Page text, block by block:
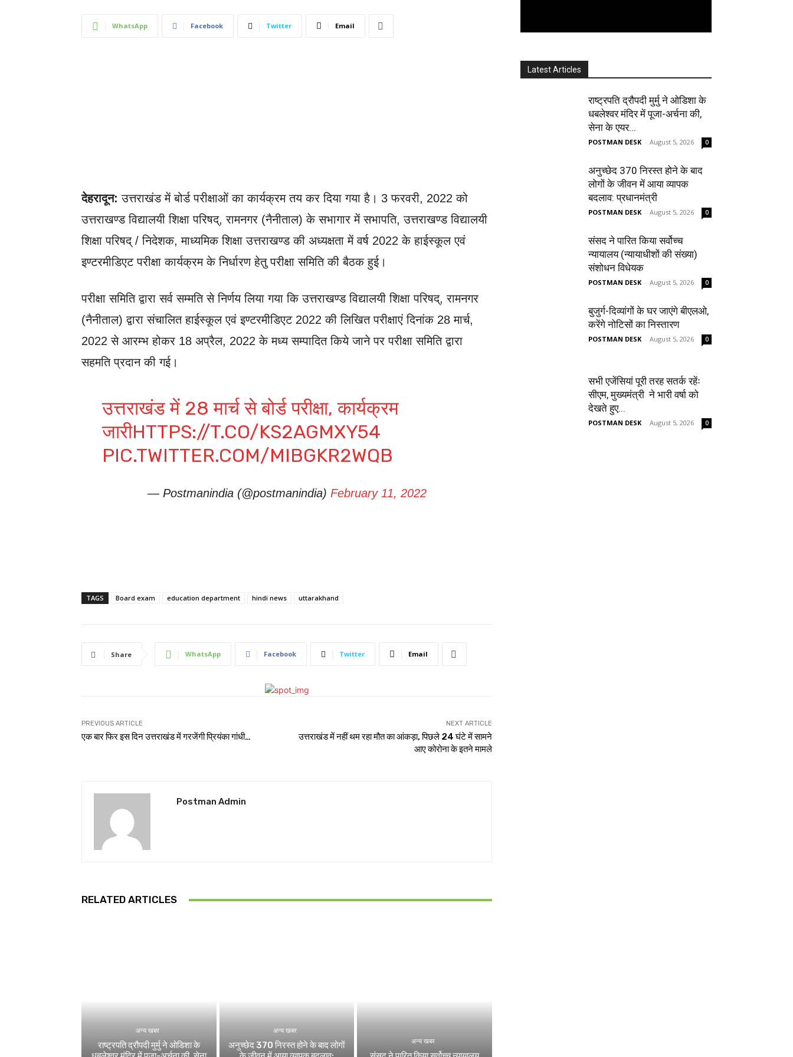
WhatsApp Facebook Twitter Email
देहरादून:उत्तराखंड में बोर्ड परीक्षाओं का कार्यक्रम तय कर दिया गया है। 3 फरवरी, 2022 को
उत्तराखण्ड विद्यालयी शिक्षा परिषद्, रामनगर (नैनीताल) के सभागार में सभापति, उत्तराखण्ड विद्यालयी
शिक्षा परिषद् / निदेशक, माध्यमिक शिक्षा उत्तराखण्ड की अध्यक्षता में वर्ष 2022 के हाईस्कूल एवं
इण्टरमीडिएट परीक्षा कार्यक्रम के निर्धारण हेतु परीक्षा समिति की बैठक हुई।
परीक्षा समिति द्वारा सर्व सम्मति से निर्णय लिया गया कि उत्तराखण्ड विद्यालयी शिक्षा परिषद्, रामनगर
(नैनीताल) द्वारा संचालित हाईस्कूल एवं इण्टरमीडिएट 2022 की लिखित परीक्षाएं दिनांक 28 मार्च,
2022 से आरम्भ होकर 18 अप्रैल, 2022 के मध्य सम्पादित किये जाने पर परीक्षा समिति द्वारा
सहमति प्रदान की गई।
उत्तराखंड में 28 मार्च से बोर्ड परीक्षा, कार्यक्रम
जारीHTTPS://T.CO/KS2AGMXY54
PIC.TWITTER.COM/MIBGKR2WQB
— Postmanindia (@postmanindia) February 11, 2022
TAGS Board exam education department hindi news uttarakhand
Share WhatsApp Facebook Twitter Email
PREVIOUS ARTICLE
एक बार फिर इस दिन उत्तराखंड में गरजेंगी प्रियंका गांधी…
NEXT ARTICLE
उत्तराखंड में नहीं थम रहा मौत का आंकड़ा, पिछले 24 घंटे में सामने
आए कोरोना के इतने मामले
Postman Admin
RELATED ARTICLES
अन्य खबर
राष्ट्रपति द्रौपदी मुर्मु ने ओडिशा के
अन्य खबर
अनुच्छेद 370 निरस्त होने के बाद लोगों
अन्य खबर
Latest Articles
राष्ट्रपति द्रौपदी मुर्मु ने ओडिशा के
धबलेश्वर मंदिर में पूजा-अर्चना की,
सेना के एयर...
POSTMAN DESK - August 5, 2026 0
अनुच्छेद 370 निरस्त होने के बाद
लोगों के जीवन में आया व्यापक
बदलाव: प्रधानमंत्री
POSTMAN DESK - August 5, 2026 0
संसद ने पारित किया सर्वोच्च
न्यायालय (न्यायाधीशों की संख्या)
संशोधन विधेयक
POSTMAN DESK - August 5, 2026 0
बुजुर्ग-दिव्यांगों के घर जाएंगे बीएलओ,
करेंगे नोटिसों का निस्तारण
POSTMAN DESK - August 5, 2026 0
सभी एजेंसियां पूरी तरह सतर्क रहेंः
सीएम, मुख्यमंत्री ने भारी वर्षा को
देखते हुए...
POSTMAN DESK - August 5, 2026 0